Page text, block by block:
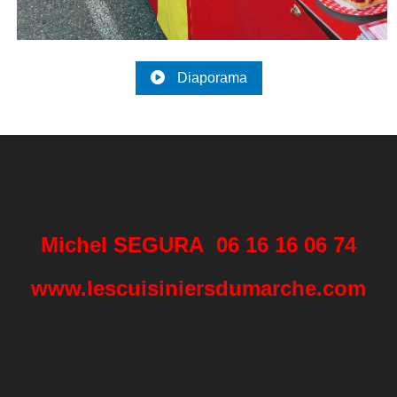
Diaporama
Michel SEGURA 06 16 16 06 74
www.lescuisiniersdumarche.com